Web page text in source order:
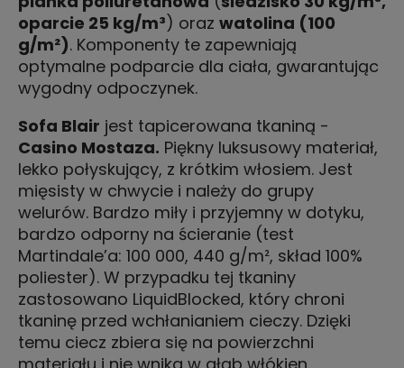
oparcie 25 kg/m³) oraz watolina (100
g/m²). Komponenty te zapewniają
optymalne podparcie dla ciała, gwarantując
wygodny odpoczynek.
Sofa Blair jest tapicerowana tkaniną -
Casino Mostaza. Piękny luksusowy materiał,
lekko połyskujący, z krótkim włosiem. Jest
mięsisty w chwycie i należy do grupy
welurów. Bardzo miły i przyjemny w dotyku,
bardzo odporny na ścieranie (test
Martindale’a: 100 000, 440 g/m², skład 100%
poliester). W przypadku tej tkaniny
zastosowano LiquidBlocked, który chroni
tkaninę przed wchłanianiem cieczy. Dzięki
temu ciecz zbiera się na powierzchni